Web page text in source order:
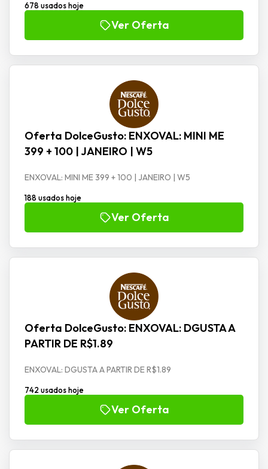
678 usados hoje
Ver Oferta
Oferta DolceGusto: ENXOVAL: MINI ME
399 + 100 | JANEIRO | W5
ENXOVAL: MINI ME 399 + 100 | JANEIRO | W5
188 usados hoje
Ver Oferta
Oferta DolceGusto: ENXOVAL: DGUSTA A
PARTIR DE R$1.89
ENXOVAL: DGUSTA A PARTIR DE R$1.89
742 usados hoje
Ver Oferta